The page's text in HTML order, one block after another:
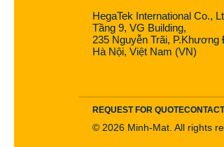
HegaTek International Co.,
Tầng 9, VG Building,
235 Nguyễn Trãi, P.Khương
Hà Nội, Việt Nam (VN)
REQUEST FOR QUOTE
© 2026 Minh-Mat. All rights